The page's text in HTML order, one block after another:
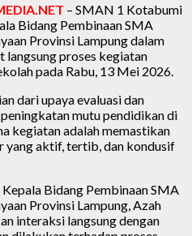
– SMAN 1 Kotabumi
Bidang Pembinaan SMA
Provinsi Lampung dalam
langsung proses kegiatan
pada Rabu, 13 Mei 2026.
dari upaya evaluasi dan
mutu pendidikan di
kegiatan adalah memastikan
yang aktif, tertib, dan kondusif
Bidang Pembinaan SMA
Provinsi Lampung, Azah
interaksi langsung dengan